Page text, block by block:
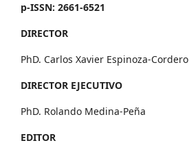
p-ISSN: 2661-6521
DIRECTOR
PhD. Carlos Xavier Espinoza-Cordero
DIRECTOR EJECUTIVO
PhD. Rolando Medina-Peña
EDITOR